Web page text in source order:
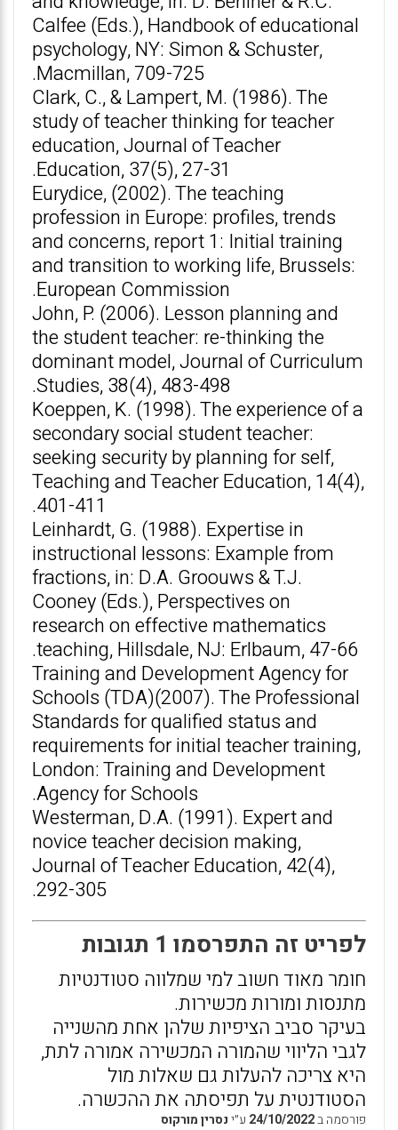
Calfee (Eds.), Handbook of educational
psychology, NY: Simon & Schuster,
Macmillan, 709-725.
Clark, C., & Lampert, M. (1986). The
study of teacher thinking for teacher
education, Journal of Teacher
Education, 37(5), 27-31.
Eurydice, (2002). The teaching
profession in Europe: profiles, trends
and concerns, report 1: Initial training
and transition to working life, Brussels:
European Commission.
John, P. (2006). Lesson planning and
the student teacher: re-thinking the
dominant model, Journal of Curriculum
Studies, 38(4), 483-498.
Koeppen, K. (1998). The experience of a
secondary social student teacher:
seeking security by planning for self,
Teaching and Teacher Education, 14(4),
401-411.
Leinhardt, G. (1988). Expertise in
instructional lessons: Example from
fractions, in: D.A. Groouws & T.J.
Cooney (Eds.), Perspectives on
research on effective mathematics
teaching, Hillsdale, NJ: Erlbaum, 47-66.
Training and Development Agency for
Schools (TDA)(2007). The Professional
Standards for qualified status and
requirements for initial teacher training,
London: Training and Development
Agency for Schools.
Westerman, D.A. (1991). Expert and
novice teacher decision making,
Journal of Teacher Education, 42(4),
292-305.
לפריט זה התפרסמו 1 תגובות
חומר מאוד חשוב למי שמלווה סטודנטיות
מתנסות ומורות מכשירות.
בעיקר סביב הציפיות שלהן אחת מהשנייה
לגבי הליווי שהמורה המכשירה אמורה לתת,
היא צריכה להעלות גם שאלות מול
הסטודנטית על תפיסתה את ההכשרה.
פורסמה ב24/10/2022 ע״ינסרין מורקוס